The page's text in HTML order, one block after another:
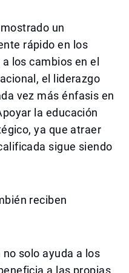
un
rápido en los
los cambios en el
el liderazgo
vez más énfasis en
la educación
ya que atraer
sigue siendo
reciben
solo ayuda a los
a las propias